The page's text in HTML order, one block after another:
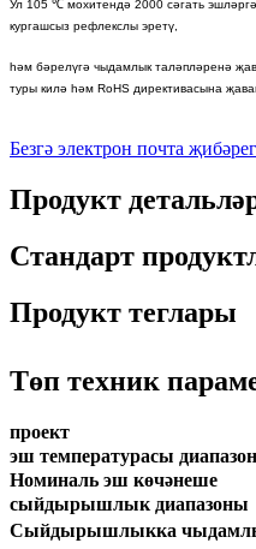
Ул 105 ℃ мохитендә 2000 сәгать
кургашсыз рефлекслы эретү,
һәм бәрелүгә чыдамлык таләпләренә
туры килә һәм RoHS директивасына
Безгә электрон почта
Продукт
Стандарт
Продукт теглары
Төп техник
проект
эш температурасы
Номиналь эш көчәнеше
сыйдырышлык диапазоны
Сыйдырышлыкка